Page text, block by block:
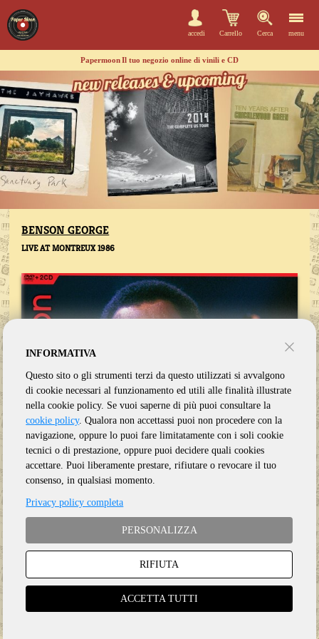
accedi Carrello Cerca menu
PapermoonIl tuo negozio online di vinili e CD
BENSON GEORGE
LIVE AT MONTREUX 1986
Genere:Ristampa
EAGLE ROCK
Anno:2023
INFORMATIVA
Questo sito o gli strumenti terzi da questo utilizzati si avvalgono
di cookie necessari al funzionamento ed utili alle finalità illustrate
nella cookie policy. Se vuoi saperne di più puoi consultare la
cookie policy. Qualora non accettassi puoi non procedere con la
navigazione, oppure lo puoi fare limitatamente con i soli cookie
tecnici o di prestazione, oppure puoi decidere quali cookies
accettare. Puoi liberamente prestare, rifiutare o revocare il tuo
consenso, in qualsiasi momento.
Privacy policy completa
PERSONALIZZA
RIFIUTA
ACCETTA TUTTI